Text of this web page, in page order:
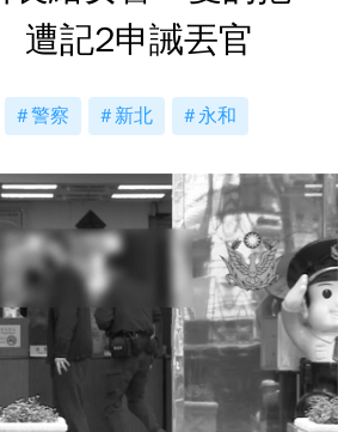
遭記2申誡丟官
警察 新北 永和